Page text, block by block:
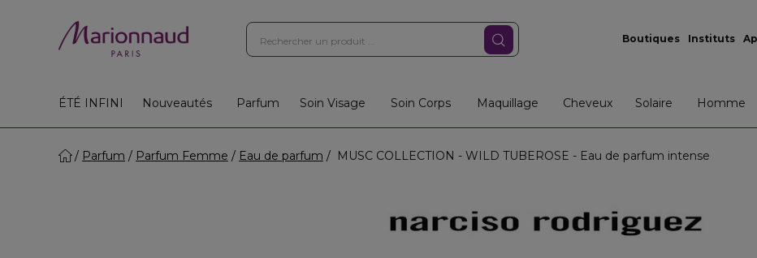
Boutiques Instituts
ÉTÉ INFINI Nouveautés Parfum Soin Visage Soin Corps Maquillage Cheveux Solaire Homme
Parfum Parfum Femme Eau de parfum MUSC COLLECTION - WILD TUBEROSE - Eau de parfum intense